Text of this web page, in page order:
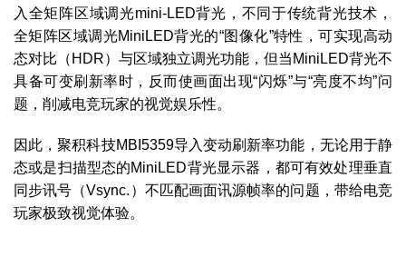
入全矩阵区域调光mini-LED背光，不同于传统背光技术，
全矩阵区域调光MiniLED背光的“图像化”特性，可实现高动
态对比（HDR）与区域独立调光功能，但当MiniLED背光不
具备可变刷新率时，反而使画面出现“闪烁”与“亮度不均”问
题，削减电竞玩家的视觉娱乐性。
因此，聚积科技MBI5359导入变动刷新率功能，无论用于静
态或是扫描型态的MiniLED背光显示器，都可有效处理垂直
同步讯号（Vsync.）不匹配画面讯源帧率的问题，带给电竞
玩家极致视觉体验。